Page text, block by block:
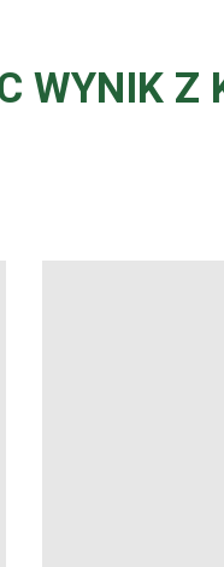
WYNIK Z